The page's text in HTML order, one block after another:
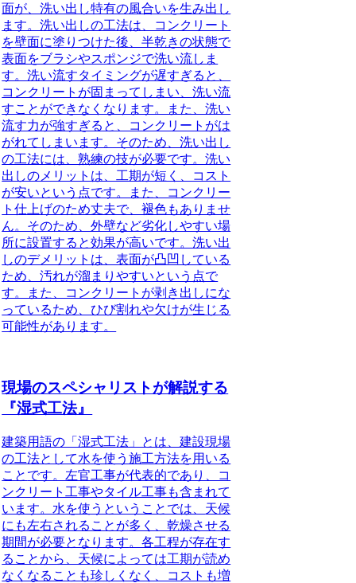
面が、洗い出し特有の風合いを生み出し
ます。洗い出しの工法は、コンクリート
を壁面に塗りつけた後、半乾きの状態で
表面をブラシやスポンジで洗い流しま
す。洗い流すタイミングが遅すぎると、
コンクリートが固まってしまい、洗い流
すことができなくなります。また、洗い
流す力が強すぎると、コンクリートがは
がれてしまいます。そのため、洗い出し
の工法には、熟練の技が必要です。洗い
出しのメリットは、工期が短く、コスト
が安いという点です。また、コンクリー
ト仕上げのため丈夫で、褪色もありませ
ん。そのため、外壁など劣化しやすい場
所に設置すると効果が高いです。洗い出
しのデメリットは、表面が凸凹している
ため、汚れが溜まりやすいという点で
す。また、コンクリートが剥き出しにな
っているため、ひび割れや欠けが生じる
可能性があります。
現場のスペシャリストが解説する
『湿式工法』
建築用語の「湿式工法」とは、建設現場
の工法として水を使う施工方法を用いる
こと です。左官工事が代表的であり、コ
ンクリート工事やタイル工事も含まれて
います。水を使うということでは、 天候
にも左右されることが多く、乾燥させる
期間が必要となります。各工程が存在す
ることから、天候によっては工期が読め
なくなることも珍しくなく、コストも増